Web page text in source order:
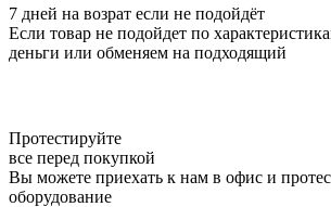
7 дней на возрат если не подойдёт
Если товар не подойдет по
деньги или обменяем на подходящий
Протестируйте
все перед покупкой
Вы можете приехать к нам в офис и
оборудование